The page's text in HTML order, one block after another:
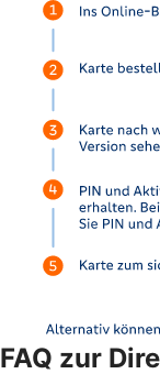
FAQ zur